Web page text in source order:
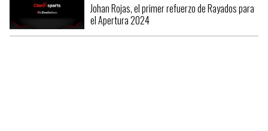
Johan Rojas, el primer refuerzo de Rayados para
el Apertura 2024